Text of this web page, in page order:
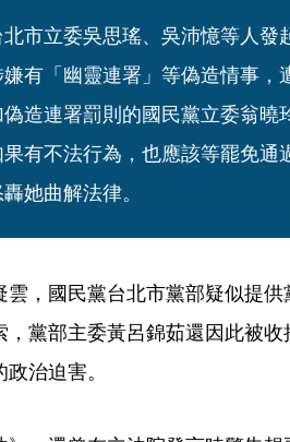
市立委吳思瑤、吳沛憶等人發
有「幽靈連署」等偽造情事，
造連署罰則的國民黨立委翁曉
有不法行為，也應該等罷免通
她曲解法律。
，國民黨台北市黨部疑似提
黨部主委黃呂錦茹還因此被
治迫害。